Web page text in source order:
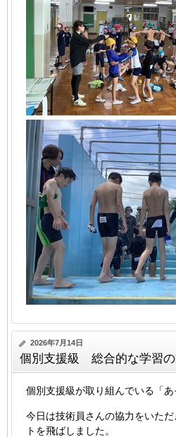
2026年7月14日
個別支援級 総合的な学習の
個別支援級が取り組んでいる「あ
今日は技術員さんの協力をいた
トを飛ばしました。